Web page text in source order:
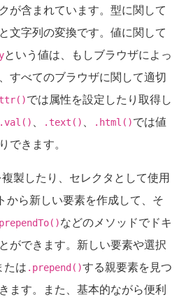
が含まれています。型に関して
文字列の変換です。値に関して
という値は、もしブラウザによっ
すべてのブラウザに関して適切
では属性を設定したり取得し
.val() 、 .text() 、 .html()では値
できます。
製したり、セレクタとして使用
から新しい要素を作成して、そ
などのメソッドでドキ
ができます。新しい要素や選択
たは .prepend()する親要素を見つ
ます。また、基本的ながら便利